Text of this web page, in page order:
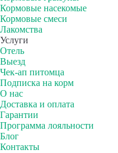
Кормовые насекомые
Кормовые смеси
Лакомства
Услуги
Отель
Выезд
Чек-ап питомца
Подписка на корм
О нас
Доставка и оплата
Гарантии
Программа лояльности
Блог
Контакты